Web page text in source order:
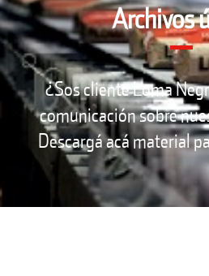
Archivos
¿Sos cliente Loma
comunicación sobre
Descargá acá material